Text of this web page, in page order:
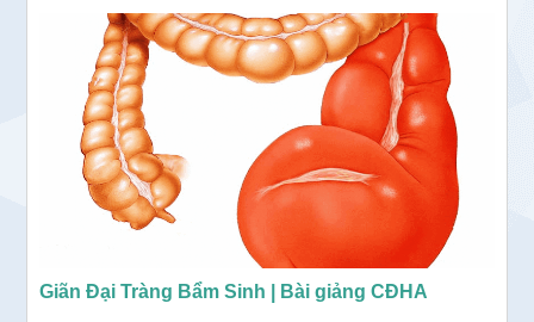
Giãn Đại Tràng Bẩm Sinh | Bài giảng CĐHA